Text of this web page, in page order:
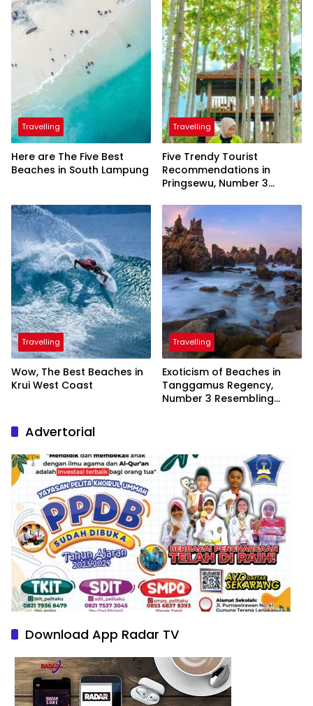
Travelling
Here are The Five Best
Beaches in South Lampung
Travelling
Five Trendy Tourist
Recommendations in
Pringsewu, Number 3
President
Travelling
Wow, The Best Beaches in
Krui West Coast
Travelling
Exoticism of Beaches in
Tanggamus Regency,
Number 3 Resembling
Advertorial
Download App Radar TV